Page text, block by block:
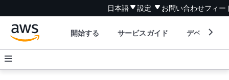
日本語 設定 お問い合わせフィー
開始する サービスガイド デベロッパ